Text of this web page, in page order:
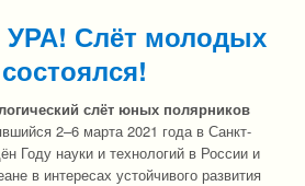
УРА! Слёт молодых
слёт юных полярников
2–6 марта 2021 года в Санкт-
Году науки и технологий в России и
в интересах устойчивого развития